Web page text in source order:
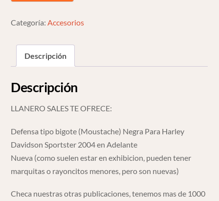
Davidson
cantidad
Categoría:Accesorios
Descripción
Descripción
LLANERO SALES TE OFRECE:
Defensa tipo bigote (Moustache) Negra Para Harley
Davidson Sportster 2004 en Adelante
Nueva (como suelen estar en exhibicion, pueden tener
marquitas o rayoncitos menores, pero son nuevas)
Checa nuestras otras publicaciones, tenemos mas de 1000